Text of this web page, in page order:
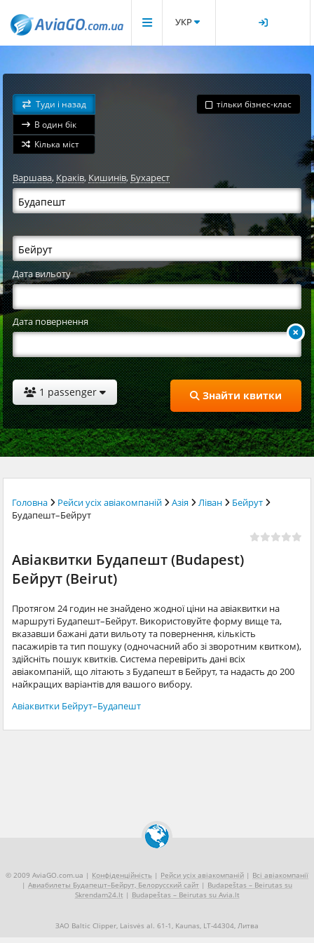
УКР
Туди і назад
В один бік
Кілька міст
тільки бізнес-клас
Варшава, Краків,Кишинів,Бухарест
Дата вильоту
Дата повернення
1 passenger Знайти квитки
Головна Рейси усіх авіакомпаній Азія Ліван
Бейрут
Будапешт–Бейрут
Авіаквитки Будапешт (Budapest)
Бейрут (Beirut)
Протягом 24 годин не знайдено жодної ціни на авіаквитки на
маршруті Будапешт–Бейрут. Використовуйте форму вище та,
вказавши бажані дати вильоту та повернення, кількість
пасажирів та тип пошуку (одночасний або зі зворотним квитком),
здійсніть пошук квитків. Система перевірить дані всіх
авіакомпаній, що літають з Будапешт в Бейрут, та надасть до 200
найкращих варіантів для вашого вибору.
Авіаквитки Бейрут–Будапешт
© 2009 AviaGO.com.ua | Конфіденційність | Рейси усіх авіакомпаній | Всі авіакомпанії
| Авиабилеты Будапешт–Бейрут, Белорусский сайт | Budapeštas – Beirutas su
Skrendam24.lt | Budapeštas – Beirutas su Avia.lt
ЗАО Baltic Clipper, Laisvės al. 61-1, Kaunas, LT-44304, Литва